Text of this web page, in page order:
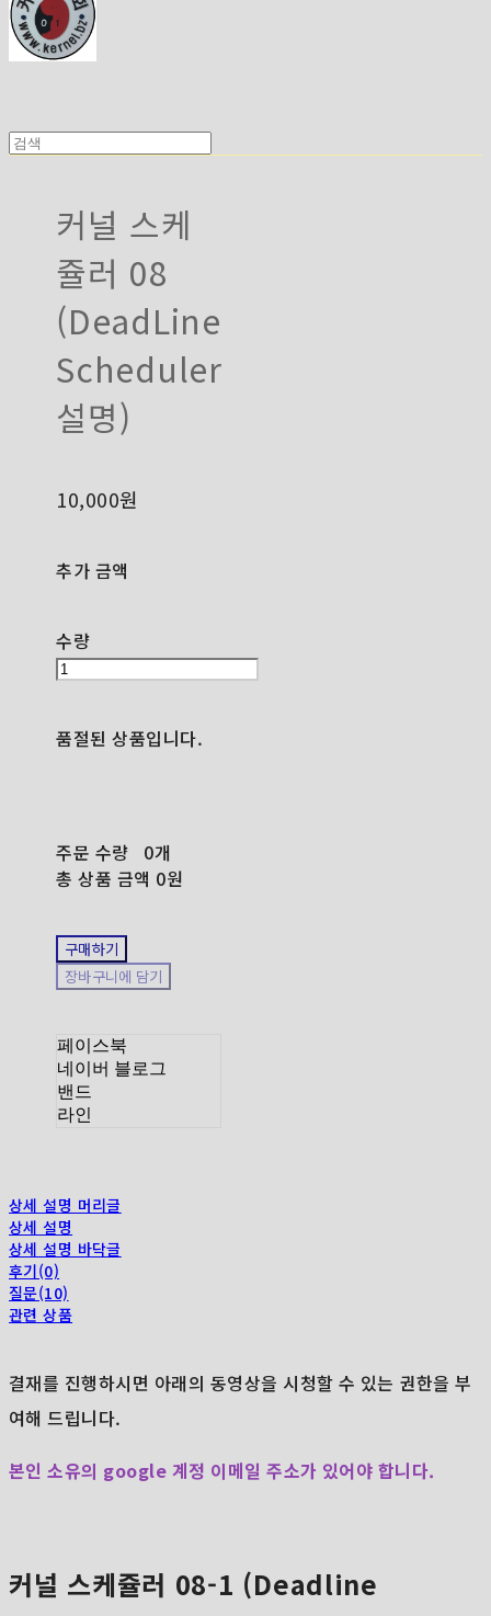
커널 스케
쥴러 08
(DeadLine
Scheduler
설명)
10,000원
추가 금액
수량
품절된 상품입니다.
주문 수량
0개
총 상품 금액 0원
구매하기
장바구니에 담기
페이스북
네이버 블로그
밴드
라인
상세 설명 머리글
상세 설명
상세 설명 바닥글
후기(0)
질문(10)
관련 상품
결재를 진행하시면 아래의 동영상을 시청할 수 있는 권한을 부
여해 드립니다.
본인 소유의 google 계정 이메일 주소가 있어야 합니다.
커널 스케쥴러 08-1 (Deadline